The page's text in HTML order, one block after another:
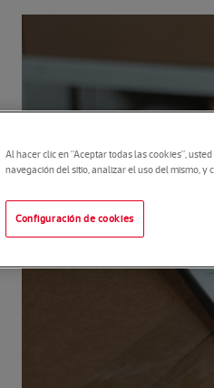
Al hacer clic en “Aceptar todas las cookies”,
navegación del sitio, analizar el uso del mismo,
Configuración de cookies